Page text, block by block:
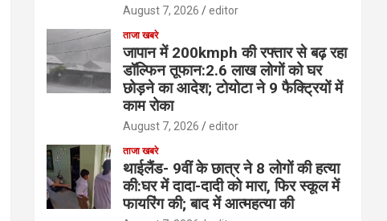
August 7, 2026 editor
ताजा खबरे
जापान में 200kmph की रफ्तार से बढ़ रहा
डॉल्फिन तूफान:2.6 लाख लोगों को घर
छोड़ने का आदेश; टोयोटा ने 9 फैक्ट्रियों में
काम रोका
August 7, 2026 editor
ताजा खबरे
थाईलैंड- 9वीं के छात्र ने 8 लोगों की हत्या
की:घर में दादा-दादी को मारा, फिर स्कूल में
फायरिंग की; बाद में आत्महत्या की